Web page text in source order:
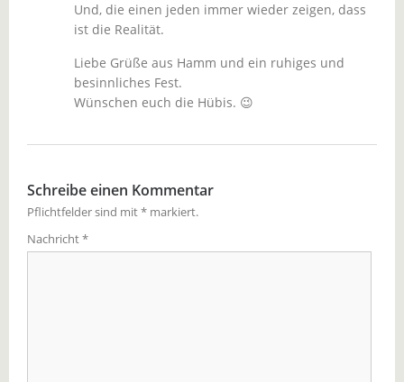
Und, die einen jeden immer wieder zeigen, dass
ist die Realität.
Liebe Grüße aus Hamm und ein ruhiges und
besinnliches Fest.
Wünschen euch die Hübis. 😉
Schreibe einen Kommentar
Pflichtfelder sind mit* markiert.
Nachricht*